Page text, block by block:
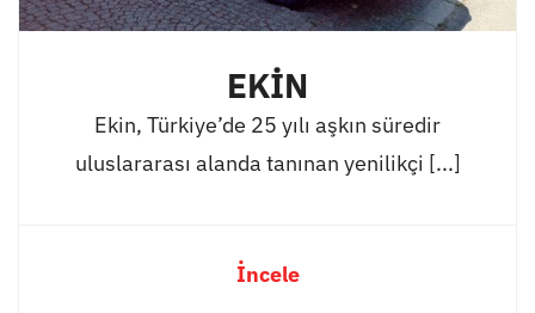
EKİN
Ekin, Türkiye’de 25 yılı aşkın süredir
uluslararası alanda tanınan yenilikçi [...]
İncele